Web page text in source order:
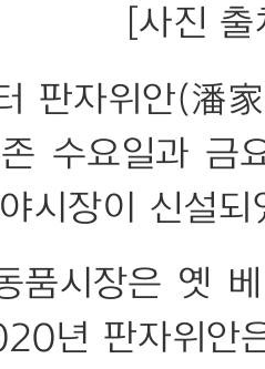
[사진
판자위안(潘
수요일과 금
시장이 신설되
품시장은 옛
년 판자위안